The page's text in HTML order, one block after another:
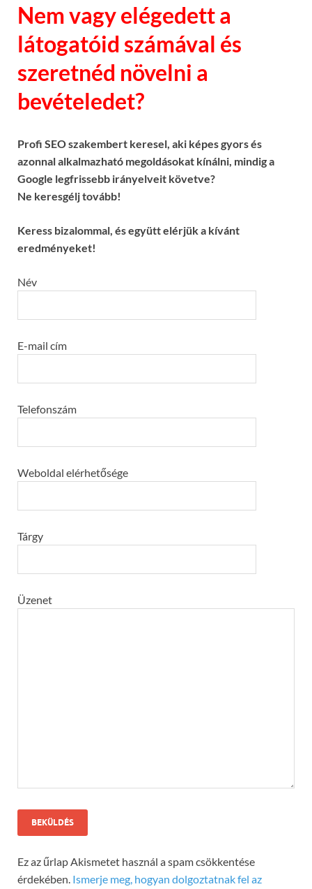
Nem vagy elégedett a
látogatóid számával és
szeretnéd növelni a
bevételedet?
Profi SEO szakembert keresel, aki képes gyors és
azonnal alkalmazható megoldásokat kínálni, mindig a
Google legfrissebb irányelveit követve?
Ne keresgélj tovább!
Keress bizalommal, és együtt elérjük a kívánt
eredményeket!
Név
E-mail cím
Telefonszám
Weboldal elérhetősége
Tárgy
Üzenet
Ez az űrlap Akismetet használ a spam csökkentése
érdekében. Ismerje meg, hogyan dolgoztatnak fel az